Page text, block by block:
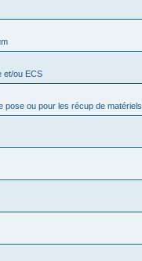
et/ou ECS
pose ou pour les récup de matériels